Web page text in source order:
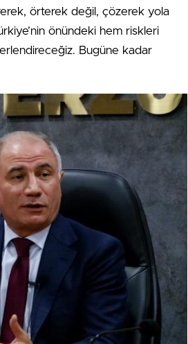
örterek değil, çözerek yola
önündeki hem riskleri
Bugüne kadar